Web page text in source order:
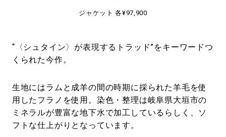
ジャケット 各¥97,900
“〈シュタイン〉が表現するトラッド”をキーワードつ
くられた今作。
生地にはラムと成羊の間の時期に採られた羊毛を使
用したフラノを使用。染色・整理は岐阜県大垣市の
ミネラルが豊富な地下水で加工しているらしく、ソ
フトな仕上がりとなっています。